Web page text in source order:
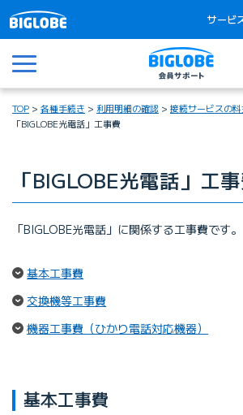
サービ
メニュー
TOP 各種手続き 利用明細の確認
接続サービスの
「BIGLOBE光電話」工事費
「BIGLOBE光電話」工
「BIGLOBE光電話」に関係する工事費です。
基本工事費
交換機等工事費
機器工事費（ひかり電話対応機器）
基本工事費